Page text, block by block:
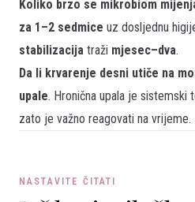
Koliko brzo se mikrobiom
za 1–2 sedmice uz dosljednu
stabilizacija traži mjesec–dva.
Da li krvarenje desni utiče na
upale. Hronična upala je sistemski
zato je važno reagovati na vrijeme.
NASTAVITE ČITATI